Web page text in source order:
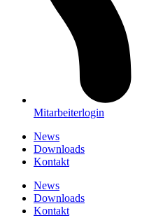
Mitarbeiterlogin
News
Downloads
Kontakt
News
Downloads
Kontakt